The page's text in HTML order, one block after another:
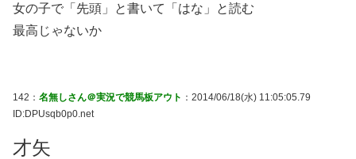
女の子で「先頭」と書いて「はな」と読む
最高じゃないか
142： 名無しさん＠実況で競馬板アウト ：2014/06/18(水) 11:05:05.79
ID:DPUsqb0p0.net
才矢